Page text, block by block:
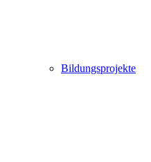
Bildungsprojekte